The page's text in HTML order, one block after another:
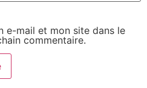
e-mail et mon site dans le
commentaire.